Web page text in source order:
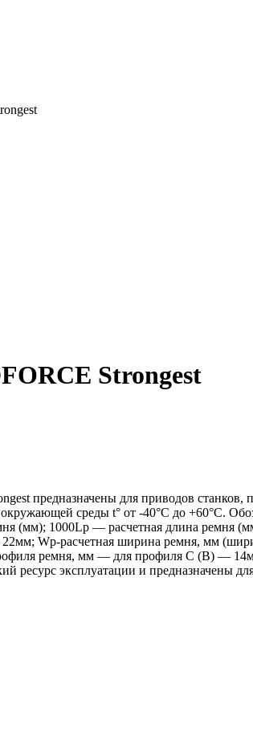
Strongest
предназначены для приводов станков,
окружающей среды t° от -40°С до +60°С.
(мм); 1000Lp — расчетная длина ремня
Wp-расчетная ширина ремня, мм
ремня, мм — для профиля С (В) —
ресурс эксплуатации и предназначены